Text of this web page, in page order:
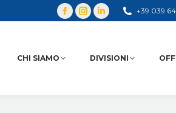
+39 039
CHI SIAMO DIVISIONI